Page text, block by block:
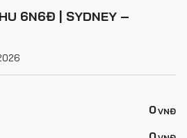
6N6Đ | SYDNEY –
0VNĐ